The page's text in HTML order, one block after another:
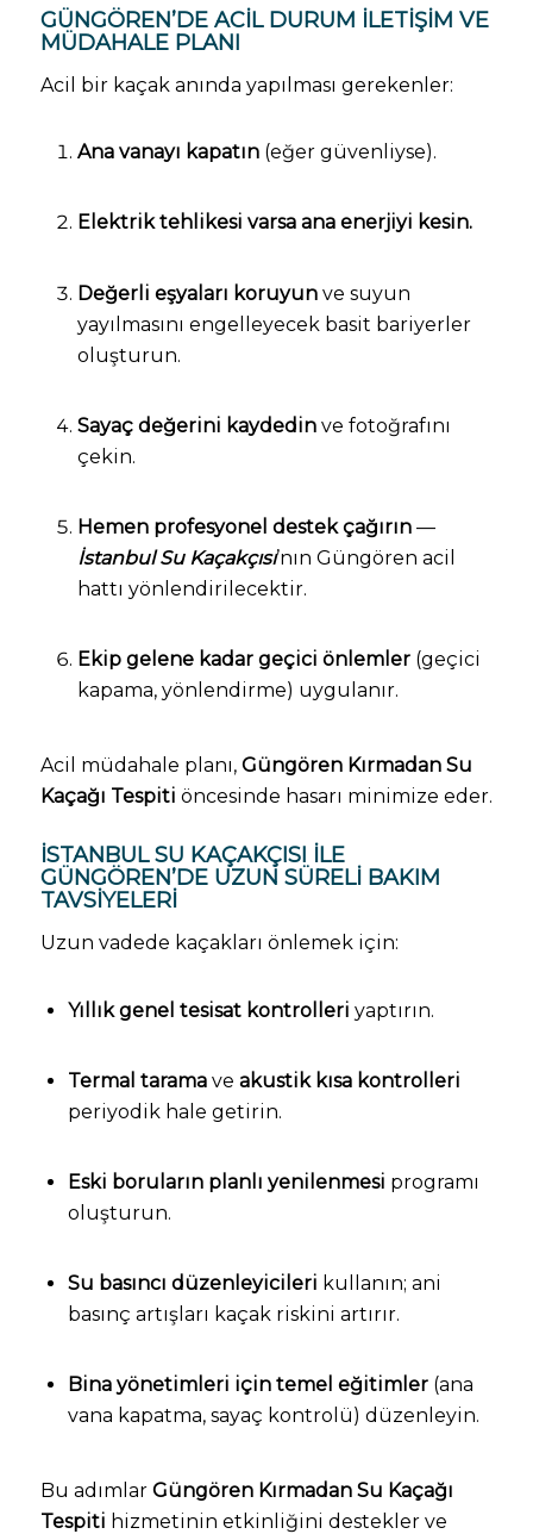
GÜNGÖREN’DE ACIL DURUM İLETIŞIM VE
MÜDAHALE PLANI
Acil bir kaçak anında yapılması gerekenler:
Ana vanayı kapatın(eğer güvenliyse).
Elektrik tehlikesi varsa ana enerjiyi kesin.
Değerli eşyaları koruyunve suyun
yayılmasını engelleyecek basit bariyerler
oluşturun.
Sayaç değerini kaydedinve fotoğrafını
çekin.
Hemen profesyonel destek çağırın—
İstanbul Su Kaçakçısı’nın Güngören acil
hattı yönlendirilecektir.
Ekip gelene kadar geçici önlemler(geçici
kapama, yönlendirme) uygulanır.
Acil müdahale planı, Güngören Kırmadan Su
Kaçağı Tespiti öncesinde hasarı minimize eder.
İSTANBUL SU KAÇAKÇISI ILE
GÜNGÖREN’DE UZUN SÜRELI BAKIM
TAVSIYELERI
Uzun vadede kaçakları önlemek için:
Yıllık genel tesisat kontrolleri yaptırın.
Termal taramave akustik kısa kontrolleri
periyodik hale getirin.
Eski boruların planlı yenilenmesi programı
oluşturun.
Su basıncı düzenleyicileri kullanın; ani
basınç artışları kaçak riskini artırır.
Bina yönetimleri için temel eğitimler(ana
vana kapatma, sayaç kontrolü) düzenleyin.
Bu adımlar Güngören Kırmadan Su Kaçağı
Tespiti hizmetinin etkinliğini destekler ve